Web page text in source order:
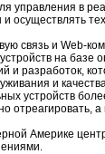
управления в
связь и Web-
на базе
разработок,
и
устройств
Америке